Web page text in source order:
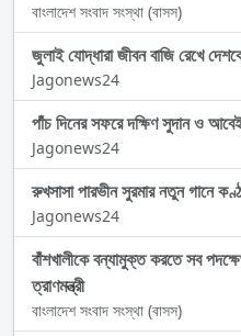
বাংলাদেশ সংবাদ সংস্থা (বাসস)
জুলাই যোদ্ধারা জীবন বাজি রেখে
Jagonews24
পাঁচ দিনের সফরে দক্ষিণ সুদান ও
Jagonews24
রুখসাসা পারভীন সুরমার নতুন গানে
Jagonews24
বাঁশখালীকে বন্যামুক্ত করতে সব
ত্রাণমন্ত্রী
বাংলাদেশ সংবাদ সংস্থা (বাসস)